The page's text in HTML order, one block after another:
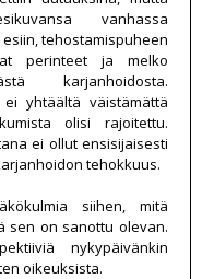
vanhassa
tehostamispuheen
perinteet ja melko
karjanhoidosta.
yhtäältä väistämättä
olisi rajoitettu.
ei ollut ensisijaisesti
tehokkuus.
siihen, mitä
sen on sanottu olevan.
nykypäivänkin
oikeuksista.